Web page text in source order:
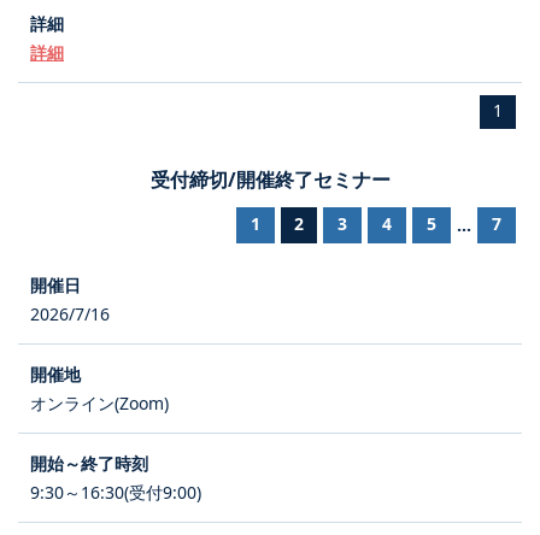
詳細
1
受付締切/開催終了セミナー
1 2 3 4 5 ... 7
2026/7/16
オンライン(Zoom)
9:30～16:30(受付9:00)